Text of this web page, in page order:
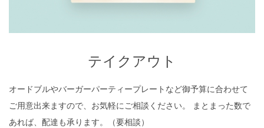
テイクアウト
オードブルやバーガーパーティープレートなど御予算に合わせて
ご用意出来ますので、お気軽にご相談ください。 まとまった数で
あれば、配達も承ります。（要相談）